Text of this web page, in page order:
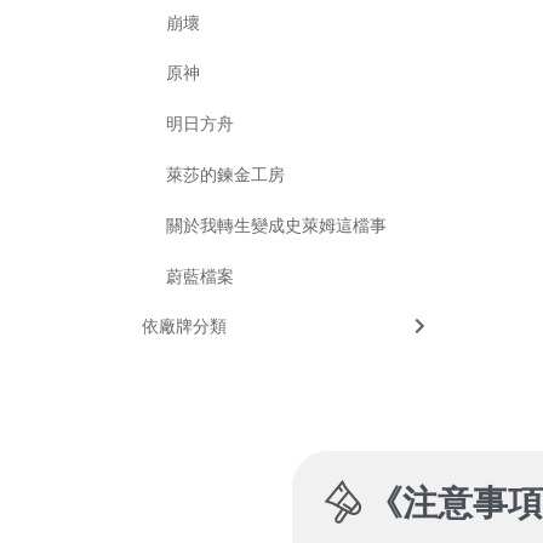
崩壞
原神
明日方舟
萊莎的鍊金工房
關於我轉生變成史萊姆這檔事
蔚藍檔案
依廠牌分類
《注意事項